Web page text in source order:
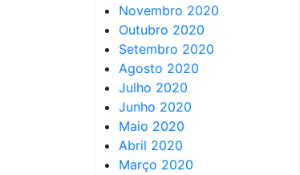
Novembro 2020
Outubro 2020
Setembro 2020
Agosto 2020
Julho 2020
Junho 2020
Maio 2020
Abril 2020
Março 2020